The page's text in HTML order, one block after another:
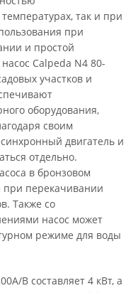
так и при
при
и простой
Calpeda N4 80-
участков и
оборудования,
своим
двигатель и
отдельно.
в бронзовом
при перекачивании
Также со
насос может
режиме для воды
B составляет 4 кВт, а